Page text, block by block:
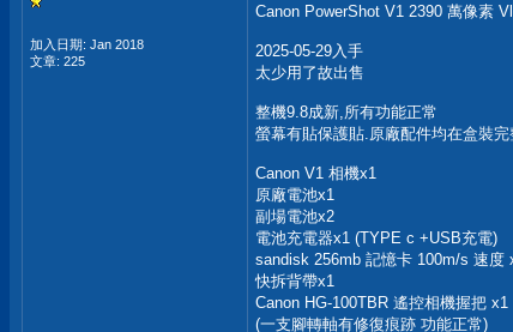
加入日期: Jan 2018
文章: 225
Canon PowerShot V1 2390 萬像素
2025-05-29入手
太少用了故出售
整機9.8成新,所有功能正常
螢幕有貼保護貼.原廠配件均在盒裝完
Canon V1 相機x1
原廠電池x1
副場電池x2
電池充電器x1 (TYPE c +USB充電)
sandisk 256mb 記憶卡 100m/s 速度
快拆背帶x1
Canon HG-100TBR 遙控相機握把 x1
(一支腳轉軸有修復痕跡 功能正常)